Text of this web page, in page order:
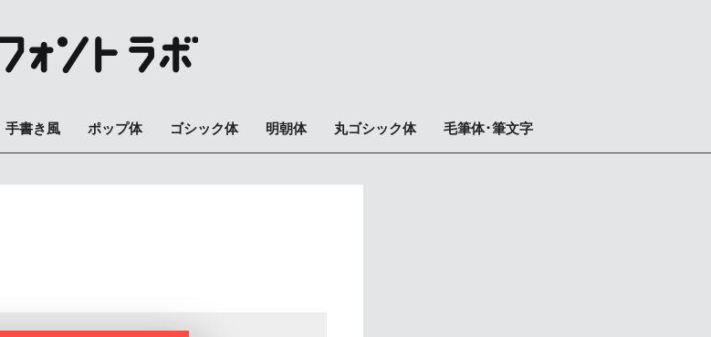
手書き風 ポップ体 ゴシック体 明朝体 丸ゴシック体 毛筆体･筆文字